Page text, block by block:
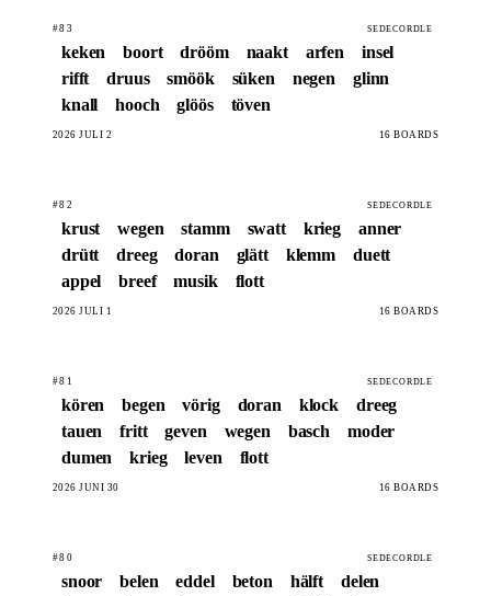
#83 SEDECORDLE
keken boort drööm naakt arfen
insel
rifft
druus smöök süken negen
glinn
knall
hooch glöös töven
2026 JULI 2 16 BOARDS
#82 SEDECORDLE
krust wegen stamm swatt krieg
anner
drütt
dreeg doran glätt klemm
duett
appel
breef musik flott
2026 JULI 1 16 BOARDS
#81 SEDECORDLE
kören begen vörig doran klock
dreeg
tauen
fritt geven wegen basch
moder
dumen
krieg leven flott
2026 JUNI 30 16 BOARDS
#80 SEDECORDLE
snoor belen eddel beton hälft
delen